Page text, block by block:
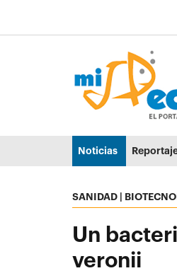
Ir al menú principal (alt + u)
Noticias
SANIDAD |
Un
veronii